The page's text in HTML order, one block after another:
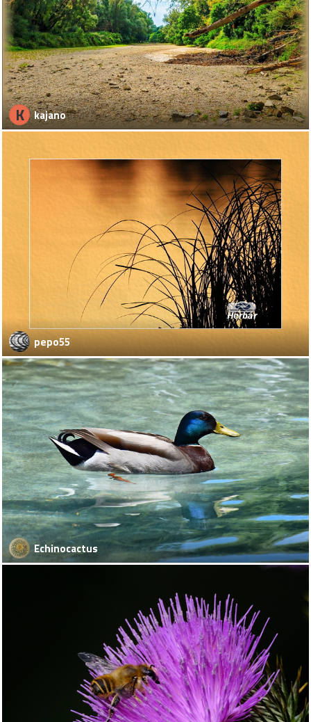
K kajano
pepo55
Echinocactus